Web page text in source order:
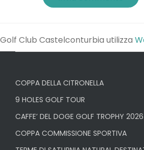
Golf Club Castelconturbia utilizza
COPPA DELLA CITRONELLA
9 HOLES GOLF TOUR
CAFFE’ DEL DOGE GOLF TROPHY
COPPA COMMISSIONE SPORTIVA